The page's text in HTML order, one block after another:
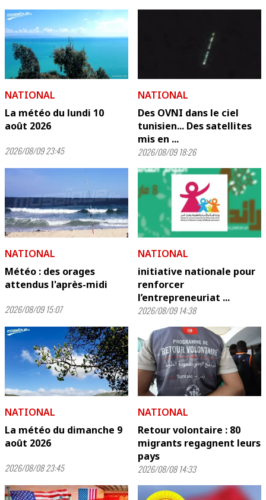
NATIONAL
La météo du lundi 10
août 2026
2026/08/09 23:45
NATIONAL
Des OVNI dans le ciel
tunisien... Des satellites
mis en ...
2026/08/09 18:26
NATIONAL
Météo : des orages
attendus l'après-midi
2026/08/09 15:07
NATIONAL
initiative nationale pour
renforcer
l’entrepreneuriat ...
2026/08/09 14:38
NATIONAL
La météo du dimanche 9
août 2026
2026/08/08 23:45
NATIONAL
Retour volontaire : 80
migrants regagnent leurs
pays
2026/08/08 14:33